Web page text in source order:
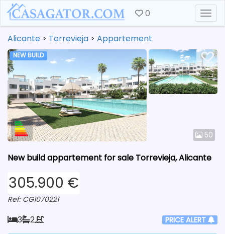
0
Alicante > Torrevieja > Appartement
50
NEW BUILD
New build appartement for sale Torrevieja, Alicante
305.900 €
Ref: CG1070221
3 2 PRICE ALERT